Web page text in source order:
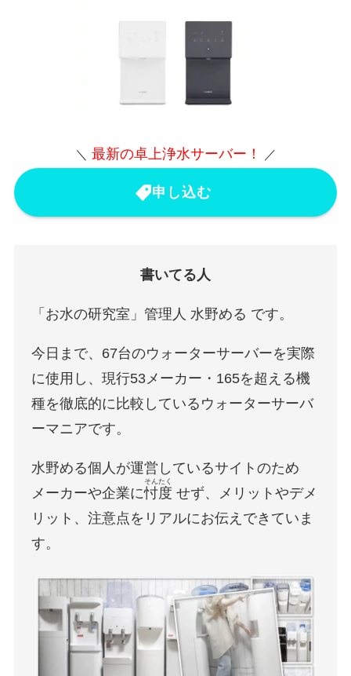
＼ 最新の卓上浄水サーバー！ ／
申し込む
書いてる人
「お水の研究室」管理人 水野める です。
今日まで、67台のウォーターサーバーを実際
に使用し、現行53メーカー・165を超える機
種を徹底的に比較しているウォーターサーバ
ーマニアです。
水野める個人が運営しているサイトのため
メーカーや企業に忖度
そんたく
せず、メリットやデメ
リット、注意点をリアルにお伝えできていま
す。